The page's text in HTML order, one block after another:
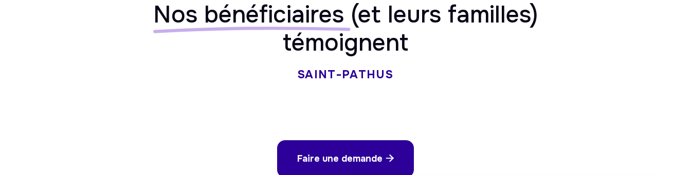
Nos bénéficiaires (et leurs familles)
témoignent
SAINT-PATHUS
Faire une demande 